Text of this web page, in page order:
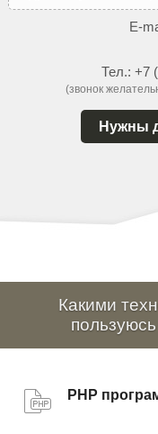
E-
Тел.: +7
(звонок
Нужны
Какими
PHP